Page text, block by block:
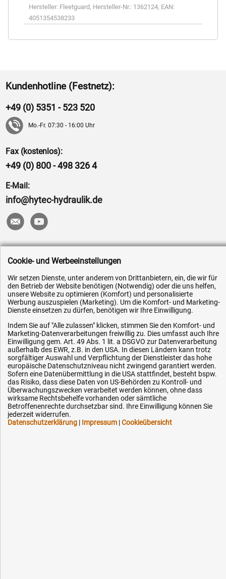
Hersteller: Fleetguard, Hersteller-Nr.: 1362124, EAN:
4051354538233
Kundenhotline (Festnetz):
+49 (0) 5351 - 523 520
Mo.-Fr. 07:30 - 16:00 Uhr
Fax (kostenlos):
+49 (0) 800 - 498 326 4
E-Mail:
info@hytec-hydraulik.de
Versandkosten
Zahlungsarten
Service
Datenschutz
Impressum
Karriere
OEM-Ersatzteile
Technik-Hilfe
Downloads
Kontakt
Cookie- und Werbeeinstellungen
Wir setzen Dienste, unter anderem von Drittanbietern, ein, die wir für
den Betrieb der Website benötigen (Notwendig) oder die uns helfen,
unsere Website zu optimieren (Komfort) und personalisierte
Werbung auszuspielen (Marketing). Um die Komfort- und Marketing-
Dienste einsetzen zu dürfen, benötigen wir Ihre Einwilligung.
Indem Sie auf "Alle zulassen" klicken, stimmen Sie den Komfort- und
Marketing-Datenverarbeitungen freiwillig zu. Dies umfasst auch Ihre
Einwilligung gem. Art. 49 Abs. 1 lit. a DSGVO zur Datenverarbeitung
außerhalb des EWR, z.B. in den USA. In diesen Ländern kann trotz
sorgfältiger Auswahl und Verpflichtung der Dienstleister das hohe
europäische Datenschutzniveau nicht zwingend garantiert werden.
Sofern eine Datenübermittlung in die USA stattfindet, besteht bspw.
das Risiko, dass diese Daten von US-Behörden zu Kontroll- und
Überwachungszwecken verarbeitet werden können, ohne dass
wirksame Rechtsbehelfe vorhanden oder sämtliche
Betroffenenrechte durchsetzbar sind. Ihre Einwilligung können Sie
jederzeit widerrufen.
Datenschutzerklärung | Impressum |Cookieübersicht